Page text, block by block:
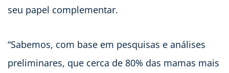
seu papel complementar.
“Sabemos, com base em pesquisas e análises
preliminares, que cerca de 80% das mamas mais